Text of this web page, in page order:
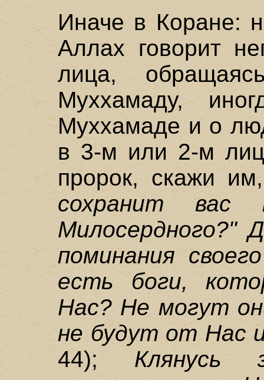
Иначе в Коране:
Аллах говорит
лица,
Муххамаду,
Муххамаде и о
в 3-м или 2-м
пророк, скажи
сохранит
Милосердного?"
поминания
есть боги,
Нас? Не могут
не будут от Нас
44);Клянусь